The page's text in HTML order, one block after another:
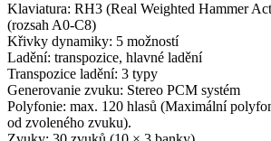
Klaviatura: RH3 (Real Weighted Hammer
(rozsah A0-C8)
Křivky dynamiky: 5 možností
Ladění: transpozice, hlavné ladění
Transpozice ladění: 3 typy
Generovanie zvuku: Stereo PCM systém
Polyfonie: max. 120 hlasů (Maximální
od zvoleného zvuku).